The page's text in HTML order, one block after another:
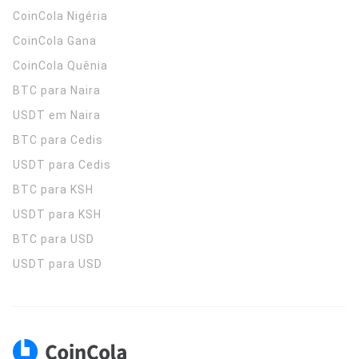
CoinCola Nigéria
CoinCola Gana
CoinCola Quênia
BTC para Naira
USDT em Naira
BTC para Cedis
USDT para Cedis
BTC para KSH
USDT para KSH
BTC para USD
USDT para USD